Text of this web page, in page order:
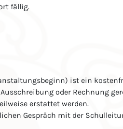
fällig.
ist ein
oder Rechnung
erstattet werden.
Gespräch mit der